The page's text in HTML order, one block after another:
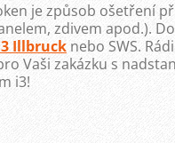
je způsob ošetření
zdivem apod.).
Illbruck nebo SWS.
Vaši zakázku s
i3!